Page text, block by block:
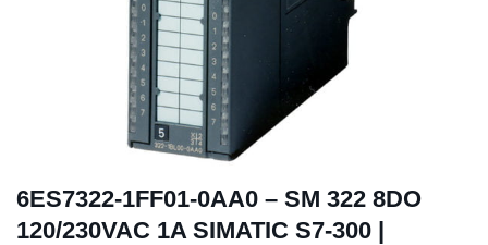
6ES7322-1FF01-0AA0 – SM 322 8DO
120/230VAC 1A SIMATIC S7-300 |